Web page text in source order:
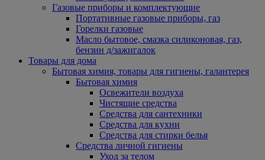
Газовые приборы и комплектующие
Портативные газовые приборы, газ
Горелки газовые
Масло бытовое, смазка силиконовая, газ,
бензин д/зажигалок
Товары для дома
Бытовая химия, товары для гигиены, галантерея
Бытовая химия
Освежители воздуха
Чистящие средства
Средства для сантехники
Средства для кухни
Средства для стирки белья
Средства личной гигиены
Уход за телом